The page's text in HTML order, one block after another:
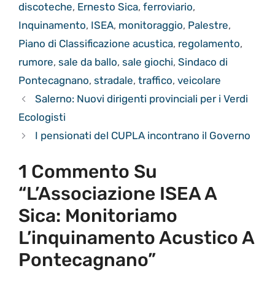
discoteche, Ernesto Sica, ferroviario,
Inquinamento, ISEA, monitoraggio, Palestre,
Piano di Classificazione acustica, regolamento,
rumore, sale da ballo, sale giochi, Sindaco di
Pontecagnano, stradale, traffico, veicolare
Salerno: Nuovi dirigenti provinciali per i Verdi
Ecologisti
I pensionati del CUPLA incontrano il Governo
1 Commento Su
“L’Associazione ISEA A
Sica: Monitoriamo
L’inquinamento Acustico A
Pontecagnano”